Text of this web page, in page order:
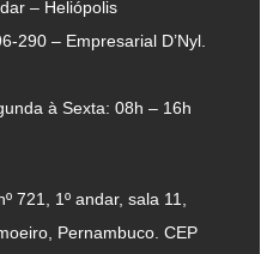
– Heliópolis
290 – Empresarial D’Nyl.
à Sexta: 08h – 16h
721, 1º andar, sala 11,
Pernambuco. CEP